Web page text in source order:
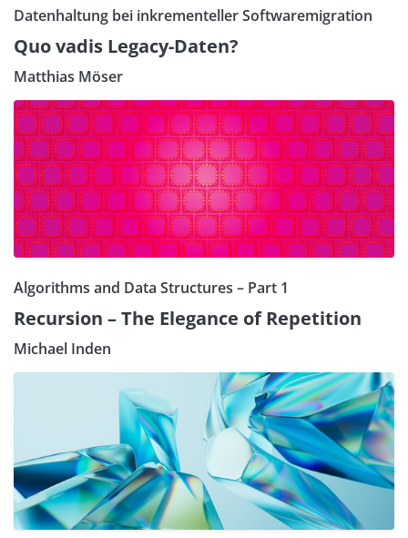
Datenhaltung bei inkrementeller Softwaremigration
Quo vadis Legacy-Daten?
Matthias Möser
Algorithms and Data Structures – Part 1
Recursion – The Elegance of Repetition
Michael Inden